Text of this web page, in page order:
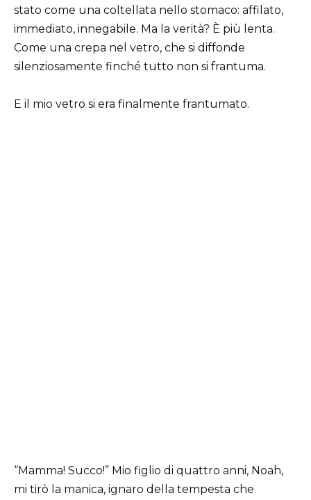
stato come una coltellata nello stomaco: affilato,
immediato, innegabile. Ma la verità? È più lenta.
Come una crepa nel vetro, che si diffonde
silenziosamente finché tutto non si frantuma.
E il mio vetro si era finalmente frantumato.
“Mamma! Succo!” Mio figlio di quattro anni, Noah,
mi tirò la manica, ignaro della tempesta che